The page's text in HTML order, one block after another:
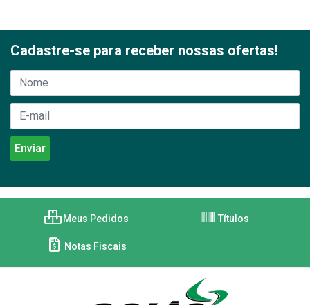
Cadastre-se para receber nossas ofertas!
Meus Pedidos Títulos
Notas Fiscais